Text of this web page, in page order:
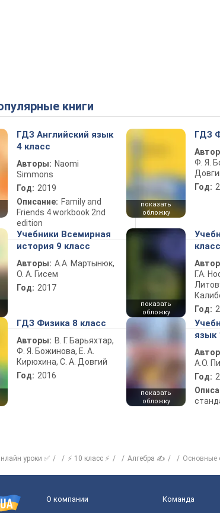
книги
ГДЗ Английский язык
4 класс
Авторы: Naomi
Simmons
Год: 2019
Описание: Family and
Friends 4 workbook 2nd
edition
показать
обложку
ГДЗ
Ф. Я.
Год:
Учебники Всемирная
история 9 класс
Авторы: А.А. Мартынюк,
О. А. Гисем
Год: 2017
показать
обложку
класс
Г.А.
Год:
ГДЗ Физика 8 класс
Авторы: В. Г. Барьяхтар,
Ф. Я. Божинова, Е. А.
Кирюхина, С. А. Довгий
Год: 2016
показать
обложку
язык
А.О.
Год:
уроки ✅ ⚡ 10 класс ⚡ Алгебра ✍ Основные
О компании Команда